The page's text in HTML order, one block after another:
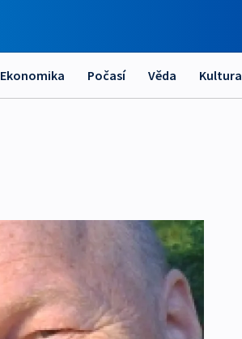
Ekonomika Počasí Věda Kultura